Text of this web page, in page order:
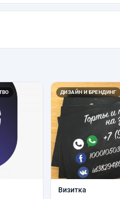
ДИЗАЙН И БРЕНДИНГ
Визитка